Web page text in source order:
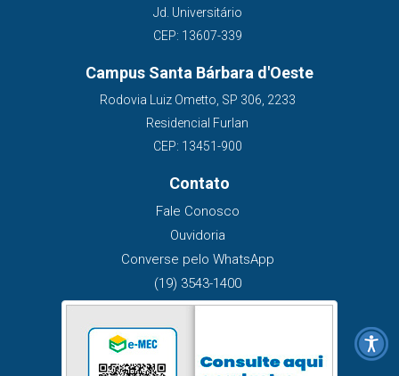
Jd. Universitário
CEP: 13607-339
Campus Santa Bárbara d'Oeste
Rodovia Luiz Ometto, SP 306, 2233
Residencial Furlan
CEP: 13451-900
Contato
Fale Conosco
Ouvidoria
Converse pelo WhatsApp
(19) 3543-1400